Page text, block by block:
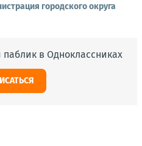
городского округа
в Одноклассниках